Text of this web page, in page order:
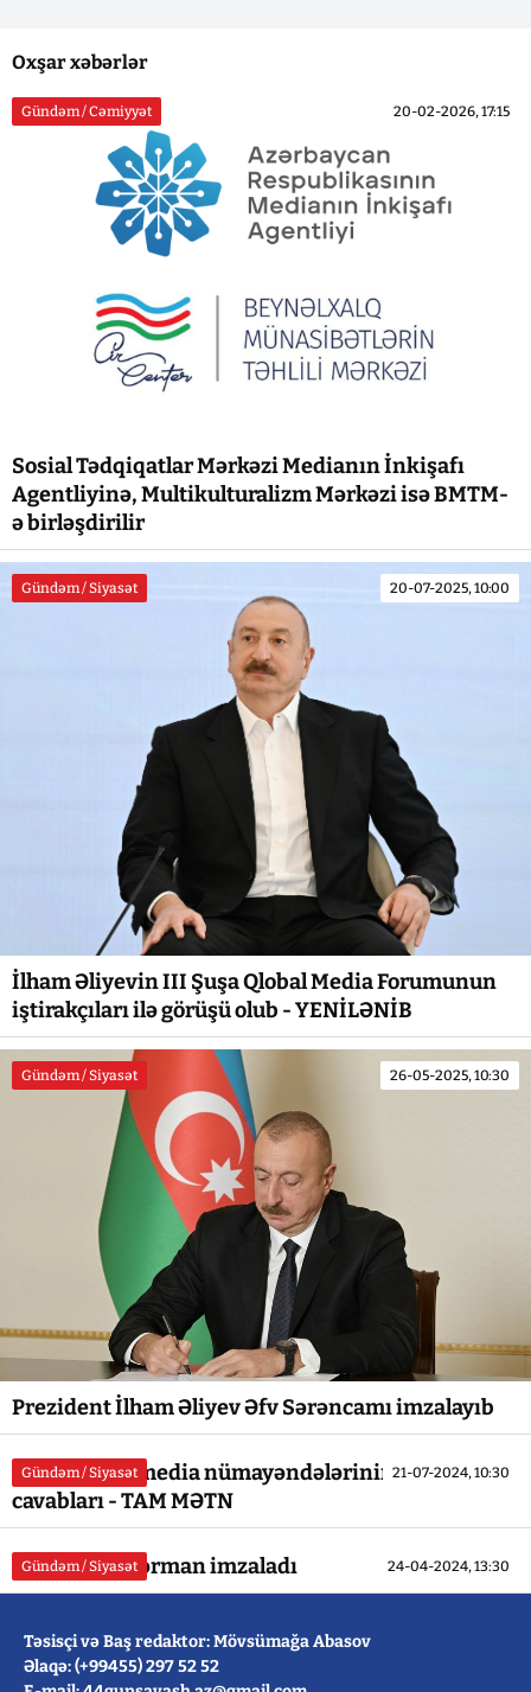
Oxşar xəbərlər
Gündəm / Cəmiyyət 20-02-2026, 17:15
Sosial Tədqiqatlar Mərkəzi Medianın İnkişafı
Agentliyinə, Multikulturalizm Mərkəzi isə BMTM-
ə birləşdirilir
Gündəm / Siyasət 20-07-2025, 10:00
İlham Əliyevin III Şuşa Qlobal Media Forumunun
iştirakçıları ilə görüşü olub - YENİLƏNİB
Gündəm / Siyasət 26-05-2025, 10:30
Prezident İlham Əliyev Əfv Sərəncamı imzalayıb
Gündəm / Siyasət 21-07-2024, 10:30
Prezidentin media nümayəndələrinin suallarına
cavabları - TAM MƏTN
Gündəm / Siyasət 24-04-2024, 13:30
Prezident 2 fərman imzaladı
Təsisçi və Baş redaktor: Mövsümağa Abasov
Əlaqə: (+99455) 297 52 52